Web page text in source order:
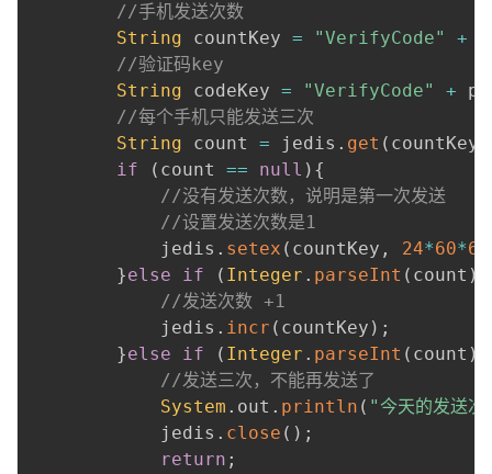
//手机发送次数
String countKey = "VerifyCode" +
//验证码key
String codeKey = "VerifyCode" +
//每个手机只能发送三次
String count = jedis . get ( countKey
if
( count == null ) {
//没有发送次数，说明是第一次发送
//设置发送次数是1
            jedis
. setex ( countKey , 24*60*60
}else if ( Integer . parseInt ( count )
//发送次数 +1
            jedis
. incr ( countKey ) ;
}else if ( Integer . parseInt ( count )
//发送三次，不能再发送了
System . out . println ( "今天的发送
            jedis
. close ( ) ;
return ;